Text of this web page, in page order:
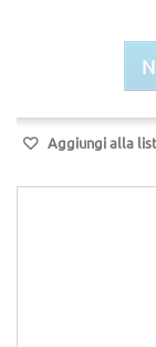
Aggiungi alla